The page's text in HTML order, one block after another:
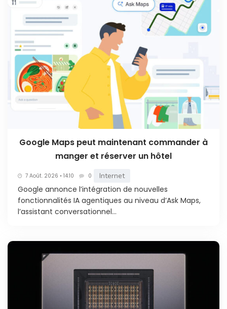
Google Maps peut maintenant commander à
manger et réserver un hôtel
7 Août. 2026 • 14:10 0 Internet
Google annonce l’intégration de nouvelles
fonctionnalités IA agentiques au niveau d’Ask Maps,
l’assistant conversationnel...